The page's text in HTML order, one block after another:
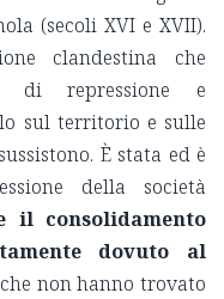
(secoli XVI e XVII).
clandestina che
di repressione e
sul territorio e sulle
È stata ed è
della società
il consolidamento
dovuto al
che non hanno trovato